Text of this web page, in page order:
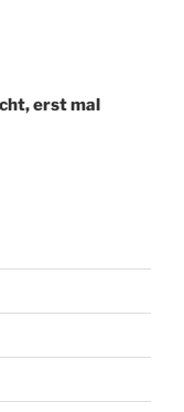
erst mal